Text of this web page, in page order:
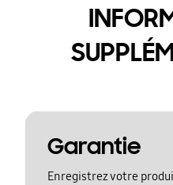
Garantie
Enregistrez votre